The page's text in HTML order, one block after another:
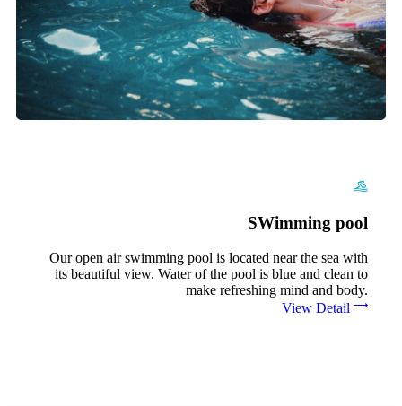
SWimming pool
Our open air swimming pool is located near the sea with
its beautiful view. Water of the pool is blue and clean to
make refreshing mind and body.
View Detail